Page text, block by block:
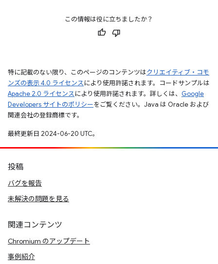
この情報は役に立ちましたか？
特に記載のない限り、このページのコンテンツはクリエイティブ・コモ
ンズの表示 4.0 ライセンスにより使用許諾されます。コードサンプルは
Apache 2.0 ライセンスにより使用許諾されます。詳しくは、 Google
Developers サイトのポリシーをご覧ください。Java は Oracle および
関連会社の登録商標です。
最終更新日 2024-06-20 UTC。
投稿
バグを報告
未解決の問題を見る
関連コンテンツ
Chromium のアップデート
事例紹介